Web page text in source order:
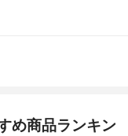
め商品ランキン